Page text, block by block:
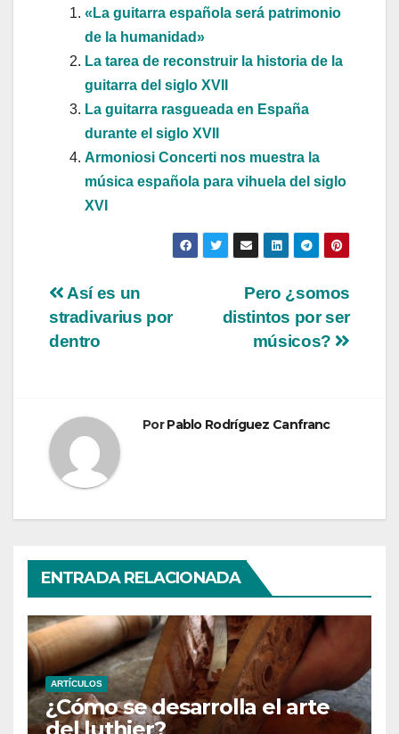
«La guitarra española será patrimonio
de la humanidad»
La tarea de reconstruir la historia de la
guitarra del siglo XVII
La guitarra rasgueada en España
durante el siglo XVII
Armoniosi Concerti nos muestra la
música española para vihuela del siglo
XVI
Navegación
de
Pero ¿somos
distintos por ser
músicos?
Así es un
stradivarius por
dentro
PorPablo Rodríguez Canfranc
ENTRADA RELACIONADA
ARTÍCULOS
¿Cómo se desarrolla el arte